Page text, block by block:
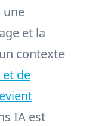
une
et la
contexte
de
IA est